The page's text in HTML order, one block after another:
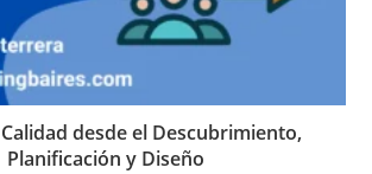
desde el Descubrimiento,
Planificación y Diseño